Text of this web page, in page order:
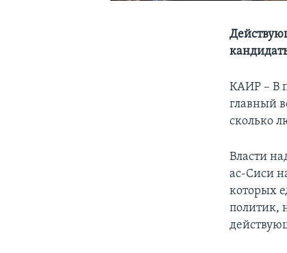
КАИР – В
главный
сколько
Власти
ас-Сиси
которых
политик,